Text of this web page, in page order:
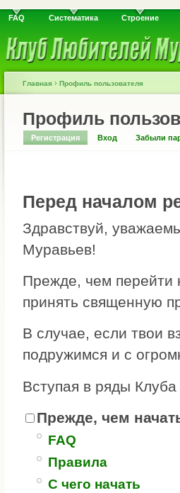
FAQ Систематика Строение
Главная › Профиль пользователя
Профиль
Регистрация Вход Забыли
Перед началом
Здравствуй,
Муравьев!
Прежде, чем перейти
принять священную
В случае, если твои
подружимся и с
Вступая в ряды
Прежде, чем
FAQ
Правила
С чего начать